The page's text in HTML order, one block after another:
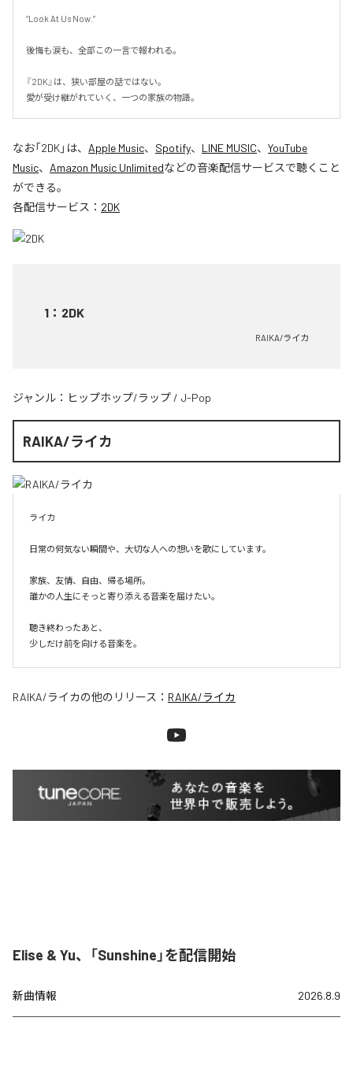
“Look At Us Now.”
後悔も涙も、全部この一言で報われる。
『2DK』は、狭い部屋の話ではない。
愛が受け継がれていく、一つの家族の物語。
なお「2DK」は、 Apple Music、 Spotify、 LINE MUSIC、 YouTube
Music、 Amazon Music Unlimitedなどの音楽配信サービスで聴くこと
ができる。
各配信サービス： 2DK
1 ： 2DK
RAIKA/ライカ
ジャンル： ヒップホップ/ラップ / J-Pop
RAIKA/ライカ
ライカ
日常の何気ない瞬間や、大切な人への想いを歌にしています。
家族、友情、自由、帰る場所。
誰かの人生にそっと寄り添える音楽を届けたい。
聴き終わったあと、
少しだけ前を向ける音楽を。
RAIKA/ライカの他のリリース： RAIKA/ライカ
Elise & Yu、「Sunshine」を配信開始
新曲情報 2026.8.9